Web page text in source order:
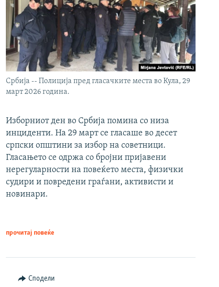
Србија -- Полиција пред гласачките места во Кула, 29
март 2026 година.
Изборниот ден во Србија помина со низа
инциденти. На 29 март се гласаше во десет
српски општини за избор на советници.
Гласањето се одржа со бројни пријавени
нерегуларности на повеќето места, физички
судири и повредени граѓани, активисти и
новинари.
прочитај повеќе
Сподели